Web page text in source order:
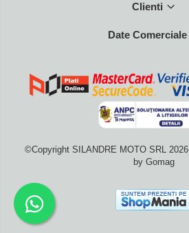
Clienti
Date Comerciale
©Copyright SILANDRE MOTO SRL 2026
by Gomag